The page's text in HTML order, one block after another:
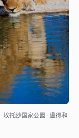
埃托沙国家公园 · 温得和